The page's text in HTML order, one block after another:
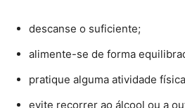
descanse o suficiente;
alimente-se de forma
pratique alguma atividade
evite recorrer ao álcool ou a